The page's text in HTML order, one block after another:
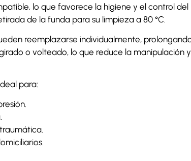
lo que favorece la higiene y el control
de la funda para su limpieza a 80 °C.
reemplazarse individualmente,
o volteado, lo que reduce la manipulación
para: